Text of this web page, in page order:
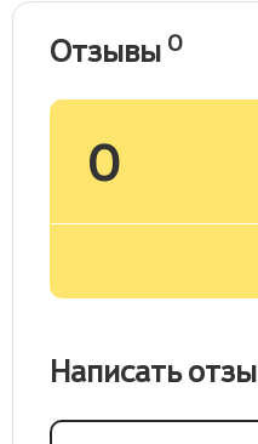
Отзывы 0
0
Написать